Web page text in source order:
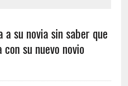
a su novia sin saber que
su nuevo novio